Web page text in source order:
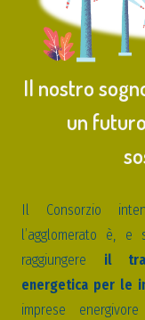
Il nostro
un
Il Consorzio
l’agglomerato è,
raggiungere il
energetica per le
imprese